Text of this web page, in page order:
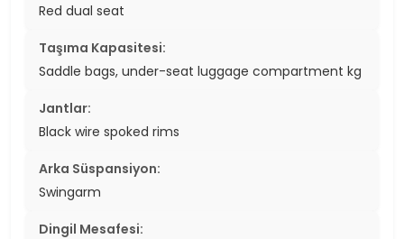
Red dual seat
Taşıma Kapasitesi:
Saddle bags, under-seat luggage compartment kg
Jantlar:
Black wire spoked rims
Arka Süspansiyon:
Swingarm
Dingil Mesafesi: